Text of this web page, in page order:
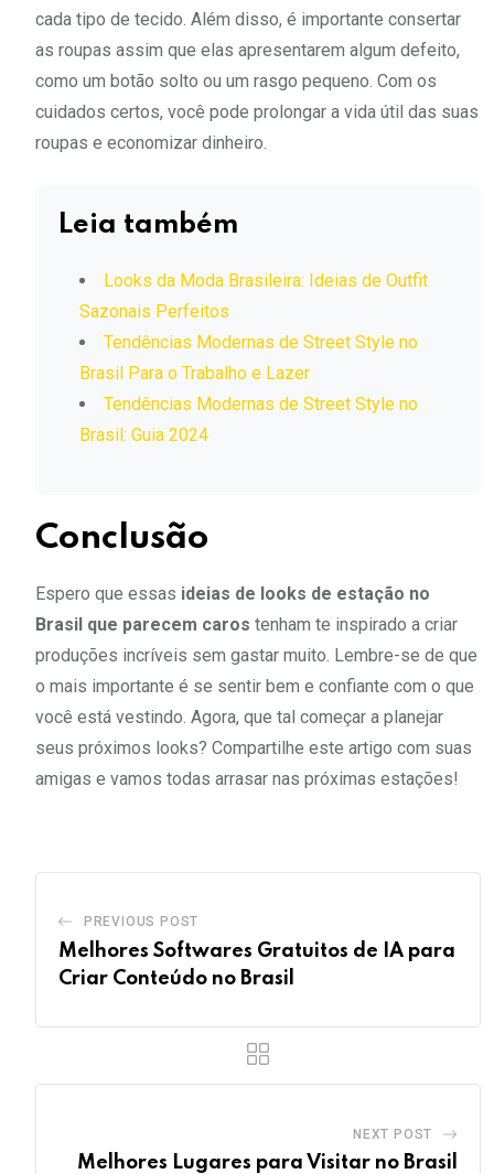
cada tipo de tecido. Além disso, é importante consertar
as roupas assim que elas apresentarem algum defeito,
como um botão solto ou um rasgo pequeno. Com os
cuidados certos, você pode prolongar a vida útil das suas
roupas e economizar dinheiro.
Leia também
Looks da Moda Brasileira: Ideias de Outfit
Sazonais Perfeitos
Tendências Modernas de Street Style no
Brasil Para o Trabalho e Lazer
Tendências Modernas de Street Style no
Brasil: Guia 2024
Conclusão
Espero que essas ideias de looks de estação no
Brasil que parecem caros tenham te inspirado a criar
produções incríveis sem gastar muito. Lembre-se de que
o mais importante é se sentir bem e confiante com o que
você está vestindo. Agora, que tal começar a planejar
seus próximos looks? Compartilhe este artigo com suas
amigas e vamos todas arrasar nas próximas estações!
PREVIOUS POST
Melhores Softwares Gratuitos de IA para
Criar Conteúdo no Brasil
NEXT POST
Melhores Lugares para Visitar no Brasil